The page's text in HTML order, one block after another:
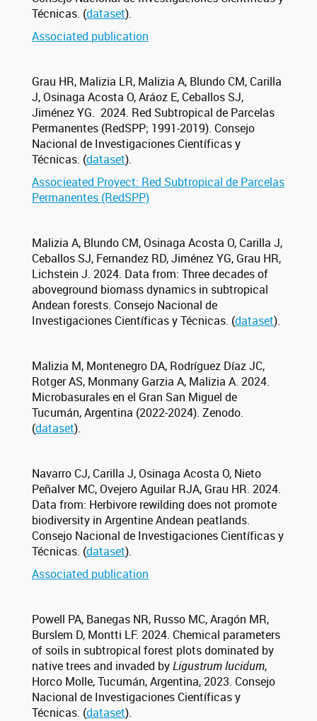
Técnicas. (dataset).
Associated publication
Grau HR, Malizia LR, Malizia A, Blundo CM, Carilla
J, Osinaga Acosta O, Aráoz E, Ceballos SJ,
Jiménez YG. 2024. Red Subtropical de Parcelas
Permanentes (RedSPP; 1991-2019). Consejo
Nacional de Investigaciones Científicas y
Técnicas. (dataset).
Associeated Proyect: Red Subtropical de Parcelas
Permanentes (RedSPP)
Malizia A, Blundo CM, Osinaga Acosta O, Carilla J,
Ceballos SJ, Fernandez RD, Jiménez YG, Grau HR,
Lichstein J. 2024. Data from: Three decades of
aboveground biomass dynamics in subtropical
Andean forests. Consejo Nacional de
Investigaciones Científicas y Técnicas. (dataset).
Malizia M, Montenegro DA, Rodríguez Díaz JC,
Rotger AS, Monmany Garzia A, Malizia A. 2024.
Microbasurales en el Gran San Miguel de
Tucumán, Argentina (2022-2024). Zenodo.
(dataset).
Navarro CJ, Carilla J, Osinaga Acosta O, Nieto
Peñalver MC, Ovejero Aguilar RJA, Grau HR. 2024.
Data from: Herbivore rewilding does not promote
biodiversity in Argentine Andean peatlands.
Consejo Nacional de Investigaciones Científicas y
Técnicas. (dataset).
Associated publication
Powell PA, Banegas NR, Russo MC, Aragón MR,
Burslem D, Montti LF. 2024. Chemical parameters
of soils in subtropical forest plots dominated by
native trees and invaded byLigustrum lucidum,
Horco Molle, Tucumán, Argentina, 2023. Consejo
Nacional de Investigaciones Científicas y
Técnicas. (dataset).